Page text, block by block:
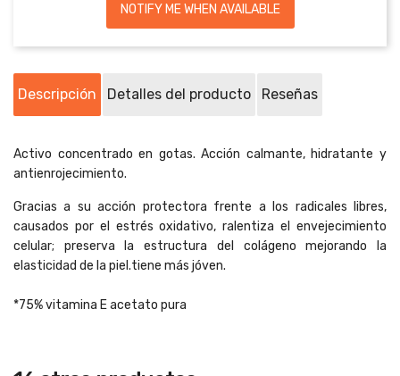
NOTIFY ME WHEN AVAILABLE
Descripción Detalles del producto Reseñas
Activo concentrado en gotas. Acción calmante, hidratante y
antienrojecimiento​.
Gracias a su acción protectora frente a los radicales libres,
causados por el estrés oxidativo, ralentiza el envejecimiento
celular; preserva la estructura del colágeno mejorando la
elasticidad de la piel.tiene más jóven.
*75% vitamina E acetato pura​